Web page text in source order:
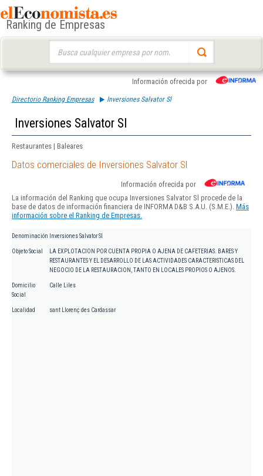
Ranking de Empresas
Información ofrecida por
Directorio Ranking Empresas Inversiones Salvator Sl
Inversiones Salvator Sl
Restaurantes | Baleares
Datos comerciales de Inversiones Salvator Sl
Información ofrecida por
La información del Ranking que ocupa Inversiones Salvator Sl procede de la
base de datos de información financiera de INFORMA D&B S.A.U. (S.M.E.). Más
información sobre el Ranking de Empresas.
Denominación Inversiones Salvator Sl
Objeto Social
LA EXPLOTACION POR CUENTA PROPIA O AJENA DE CAFETERIAS. BARES Y
RESTAURANTES Y EL DESARROLLO DE LAS ACTIVIDADES CARACTERISTICAS DEL
NEGOCIO DE LA RESTAURACION, TANTO EN LOCALES PROPIOS O AJENOS.
Domicilio
Social
Calle Liles
Localidad sant Llorenç des Cardassar